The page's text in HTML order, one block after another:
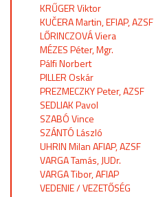
KRŰGER Viktor
KUČERA Martin, EFIAP, AZSF
LŐRINCZOVÁ Viera
MÉZES Péter, Mgr.
Pálfi Norbert
PILLER Oskár
PREZMECZKY Peter, AZSF
SEDLIAK Pavol
SZABÓ Vince
SZÁNTÓ László
UHRIN Milan AFIAP, AZSF
VARGA Tamás, JUDr.
VARGA Tibor, AFIAP
VEDENIE / VEZETŐSÉG